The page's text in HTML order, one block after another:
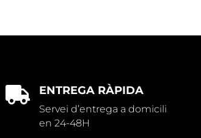
 ENTREGA RÀPIDA
Servei d’entrega a domicili
en 24-48H